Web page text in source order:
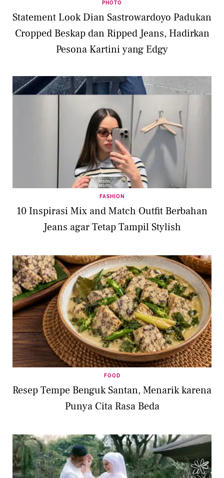
PHOTO
Statement Look Dian Sastrowardoyo Padukan
Cropped Beskap dan Ripped Jeans, Hadirkan
Pesona Kartini yang Edgy
FASHION
10 Inspirasi Mix and Match Outfit Berbahan
Jeans agar Tetap Tampil Stylish
FOOD
Resep Tempe Benguk Santan, Menarik karena
Punya Cita Rasa Beda